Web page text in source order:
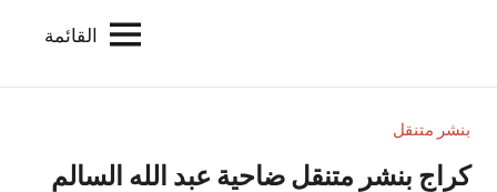
الكويت
للاعلانات
بالكويت
القائمة
بنشر متنقل
كراج بنشر متنقل ضاحية عبد الله السالم